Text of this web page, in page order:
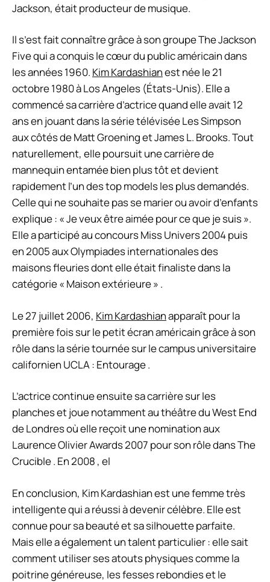
Jackson, était producteur de musique.
Il s’est fait connaître grâce à son groupe The Jackson
Five qui a conquis le cœur du public américain dans
les années 1960. Kim Kardashianest née le 21
octobre 1980 à Los Angeles (États-Unis). Elle a
commencé sa carrière d’actrice quand elle avait 12
ans en jouant dans la série télévisée Les Simpson
aux côtés de Matt Groening et James L. Brooks. Tout
naturellement, elle poursuit une carrière de
mannequin entamée bien plus tôt et devient
rapidement l’un des top models les plus demandés.
Celle qui ne souhaite pas se marier ou avoir d’enfants
explique : « Je veux être aimée pour ce que je suis ».
Elle a participé au concours Miss Univers 2004 puis
en 2005 aux Olympiades internationales des
maisons fleuries dont elle était finaliste dans la
catégorie « Maison extérieure » .
Le 27 juillet 2006, Kim Kardashianapparaît pour la
première fois sur le petit écran américain grâce à son
rôle dans la série tournée sur le campus universitaire
californien UCLA : Entourage .
L’actrice continue ensuite sa carrière sur les
planches et joue notamment au théâtre du West End
de Londres où elle reçoit une nomination aux
Laurence Olivier Awards 2007 pour son rôle dans The
Crucible . En 2008 , el
En conclusion, Kim Kardashian est une femme très
intelligente qui a réussi à devenir célèbre. Elle est
connue pour sa beauté et sa silhouette parfaite.
Mais elle a également un talent particulier : elle sait
comment utiliser ses atouts physiques comme la
poitrine généreuse, les fesses rebondies et le